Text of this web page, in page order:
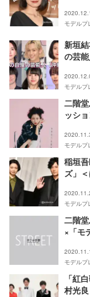
モデルプ
新垣
の芸
モデルプ
二階
ッシ
モデルプ
稲垣
ズ」
モデルプ
二階
×「モ
モデルプ
「紅
村光